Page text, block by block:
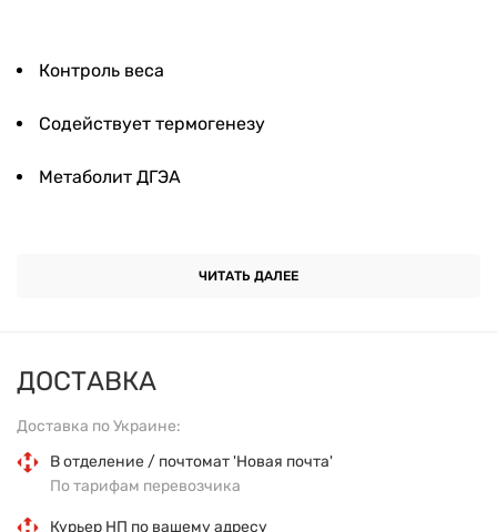
ДОСТАВКА
Доставка по Украине:
В отделение / почтомат 'Новая почта'
По тарифам перевозчика
Курьер НП по вашему адресу
Контроль веса
Содействует термогенезу
Метаболит ДГЭА
Поддерживает общее состояние здоровья
Соответствие стандарту качества GMP
ЧИТАТЬ ДАЛЕЕ